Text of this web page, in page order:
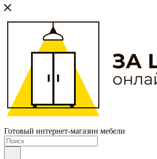
Готовый интернет-магазин мебели